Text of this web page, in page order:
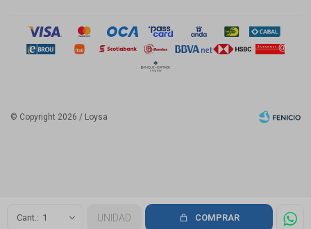
1 UNIDAD COMPRAR
© Copyright 2026 / Loysa
Fenicio